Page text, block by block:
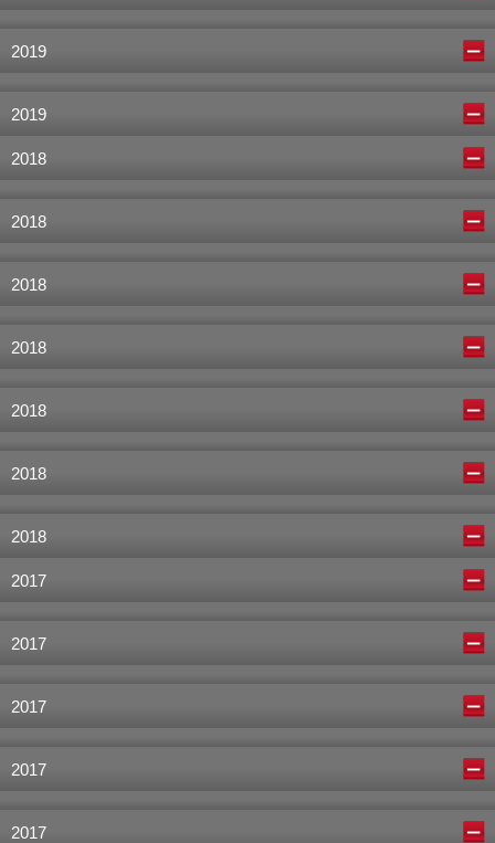
2019
2019
2018
2018
2018
2018
2018
2018
2018
2017
2017
2017
2017
2017